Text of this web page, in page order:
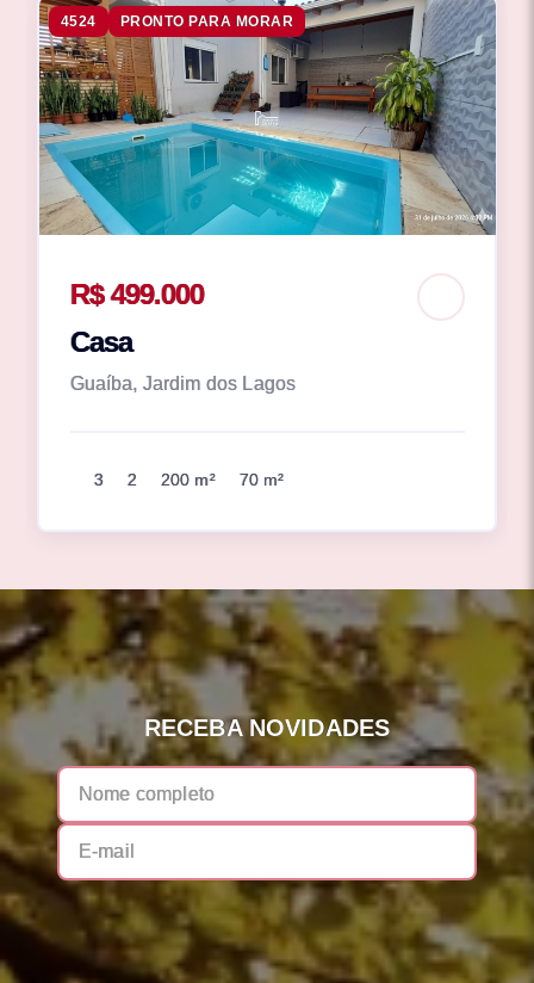
4524 PRONTO PARA MORAR
R$ 499.000
Casa
Guaíba, Jardim dos Lagos
3 2 200 m² 70 m²
RECEBA NOVIDADES